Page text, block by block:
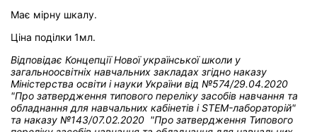
Має мірну шкалу.
Ціна поділки 1мл.
Відповідає Концепції Нової української школи у
загальноосвітніх навчальних закладах згідно наказу
Міністерства освіти і науки України від №574/29.04.2020
"Про затвердження типового переліку засобів навчання та
обладнання для навчальних кабінетів і STEM-лабораторій"
та наказу №143/07.02.2020 "Про затвердження Типового